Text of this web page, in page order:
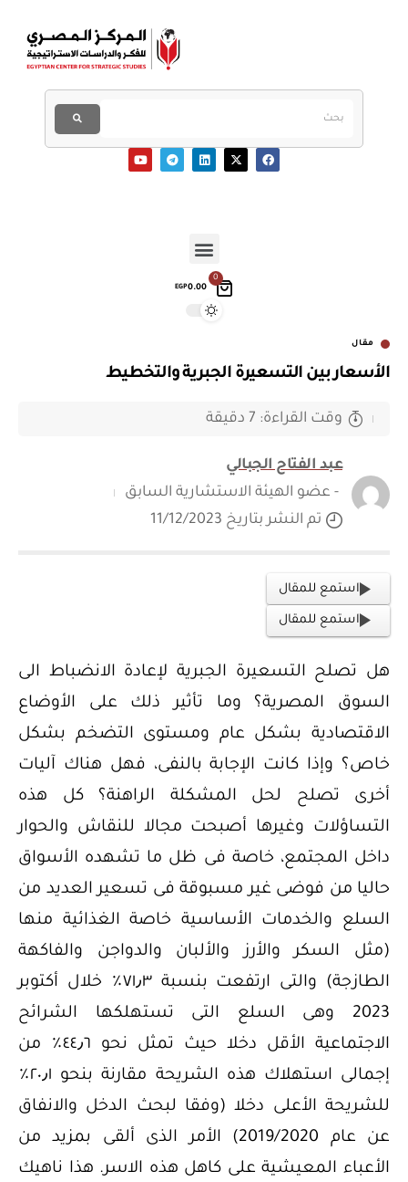
0
EGP0.00
مقال
الأسعار بين التسعيرة الجبرية والتخطيط
عبد الفتاح الجبالي
- عضو الهيئة الاستشارية السابق
تم النشر بتاريخ 11/12/2023
وقت القراءة: 7 دقيقة
استمع للمقال
استمع للمقال
هل تصلح التسعيرة الجبرية لإعادة الانضباط الى
السوق المصرية؟ وما تأثير ذلك على الأوضاع
الاقتصادية بشكل عام ومستوى التضخم بشكل
خاص؟ وإذا كانت الإجابة بالنفى، فهل هناك آليات
أخرى تصلح لحل المشكلة الراهنة؟ كل هذه
التساؤلات وغيرها أصبحت مجالا للنقاش والحوار
داخل المجتمع، خاصة فى ظل ما تشهده الأسواق
حاليا من فوضى غير مسبوقة فى تسعير العديد من
السلع والخدمات الأساسية خاصة الغذائية منها
(مثل السكر والأرز والألبان والدواجن والفاكهة
الطازجة) والتى ارتفعت بنسبة ٧١٫٣٪ خلال أكتوبر
2023 وهى السلع التى تستهلكها الشرائح
الاجتماعية الأقل دخلا حيث تمثل نحو ٤٤٫٦٪ من
إجمالى استهلاك هذه الشريحة مقارنة بنحو ٢٠٫١٪
للشريحة الأعلى دخلا (وفقا لبحث الدخل والانفاق
عن عام 2019/2020) الأمر الذى ألقى بمزيد من
الأعباء المعيشية على كاهل هذه الاسر. هذا ناهيك